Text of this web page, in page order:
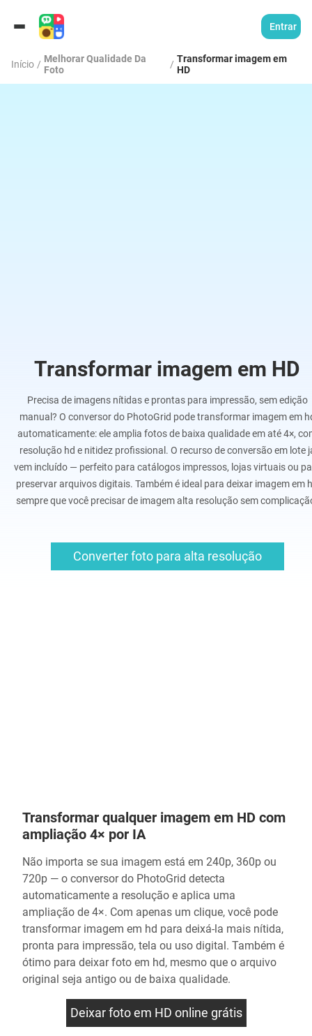
Entrar
Início / Melhorar Qualidade Da
Foto
/ Transformar imagem em
HD
Transformar imagem em HD
Precisa de imagens nítidas e prontas para impressão, sem edição
manual? O conversor do PhotoGrid pode transformar imagem em
automaticamente: ele amplia fotos de baixa qualidade em até 4×,
resolução hd e nitidez profissional. O recurso de conversão em lote
vem incluído — perfeito para catálogos impressos, lojas virtuais ou
preservar arquivos digitais. Também é ideal para deixar imagem em
sempre que você precisar de imagem alta resolução sem
Converter foto para alta resolução
Transformar qualquer imagem em HD com
ampliação 4× por IA
Não importa se sua imagem está em 240p, 360p ou
720p — o conversor do PhotoGrid detecta
automaticamente a resolução e aplica uma
ampliação de 4×. Com apenas um clique, você pode
transformar imagem em hd para deixá-la mais nítida,
pronta para impressão, tela ou uso digital. Também é
ótimo para deixar foto em hd, mesmo que o arquivo
original seja antigo ou de baixa qualidade.
Deixar foto em HD online grátis